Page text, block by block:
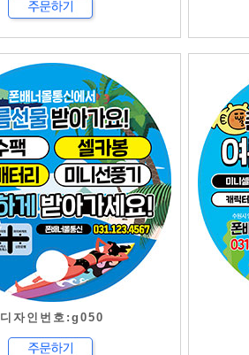
디자인번호:g050